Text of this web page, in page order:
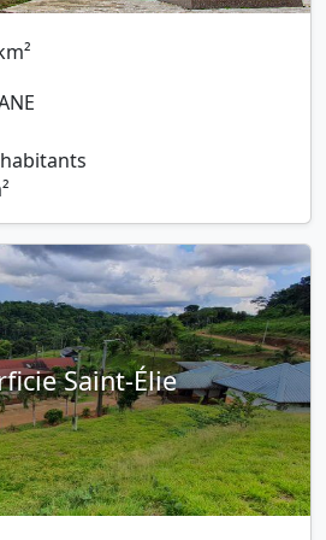
Saint-Élie